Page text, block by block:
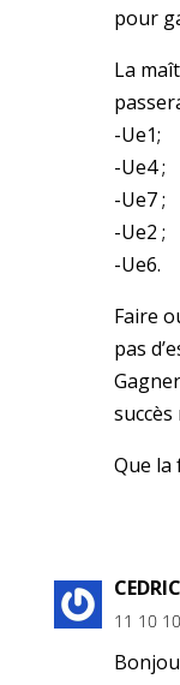
pour
La
-Ue1;
-Ue4 ;
-Ue7 ;
-Ue2 ;
-Ue6.
Faire
pas
Que la
11 10